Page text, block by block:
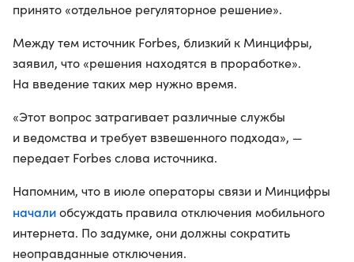
принято «отдельное регуляторное решение».
Между тем источник Forbes, близкий к Минцифры,
заявил, что «решения находятся в проработке».
На введение таких мер нужно время.
«Этот вопрос затрагивает различные службы
и ведомства и требует взвешенного подхода», —
передает Forbes слова источника.
Напомним, что в июле операторы связи и Минцифры
началиобсуждать правила отключения мобильного
интернета. По задумке, они должны сократить
неоправданные отключения.